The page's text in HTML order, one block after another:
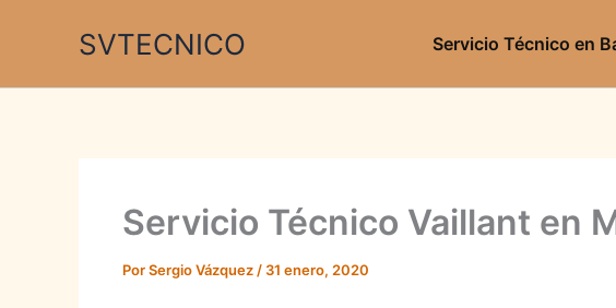
SVTECNICO Servicio Técnico en
Servicio Técnico Vaillant en
PorSergio Vázquez / 31 enero, 2020